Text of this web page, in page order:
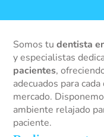
Somos tudentista
y especialistas
pacientes,
adecuados para
mercado.
ambiente relajado
paciente.